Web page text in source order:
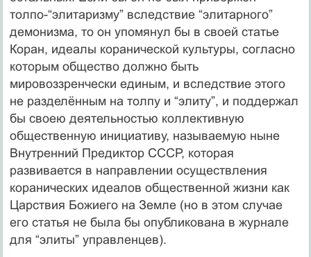
толпо-“элитаризму” вследствие “элитарного”
демонизма, то он упомянул бы в своей статье
Коран, идеалы коранической культуры, согласно
которым общество должно быть
мировоззренчески единым, и вследствие этого
не разделённым на толпу и “элиту”, и поддержал
бы своею деятельностью коллективную
общественную инициативу, называемую ныне
Внутренний Предиктор СССР, которая
развивается в направлении осуществления
коранических идеалов общественной жизни как
Царствия Божиего на Земле (но в этом случае
его статья не была бы опубликована в журнале
для “элиты” управленцев).